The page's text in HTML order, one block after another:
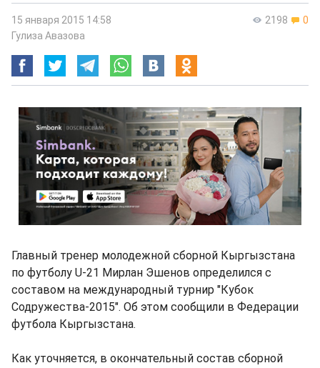
2198 0
15 января 2015 14:58
Гулиза Авазова
Главный тренер молодежной сборной Кыргызстана
по футболу U-21 Мирлан Эшенов определился с
составом на международный турнир "Кубок
Содружества-2015". Об этом сообщили в Федерации
футбола Кыргызстана.
Как уточняется, в окончательный состав сборной